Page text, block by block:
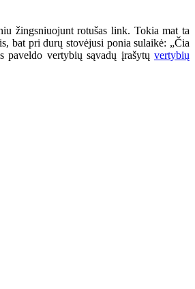
žingsniuojunt rotušas link. Tokia mat ta
bat pri durų stovėjusi ponia sulaikė: „Čia
paveldo vertybių sąvadų įrašytų vertybių